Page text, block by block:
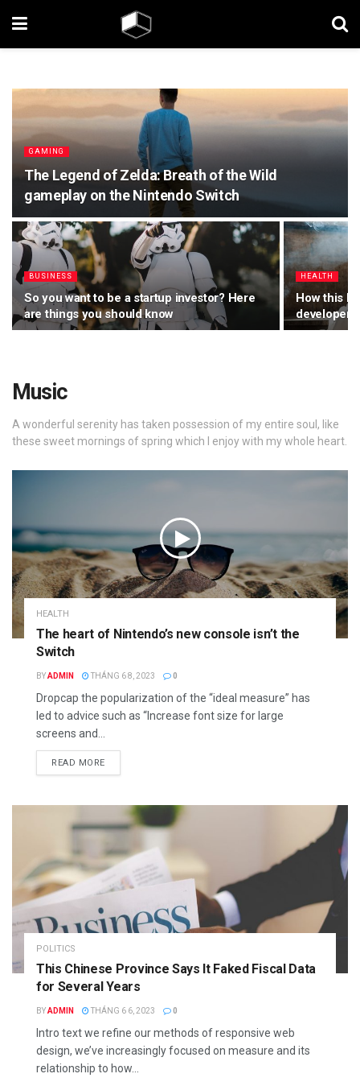
GAMING
The Legend of Zelda: Breath of the Wild
gameplay on the Nintendo Switch
BUSINESS
So you want to be a startup investor? Here
are things you should know
HEALTH
How this
developer
Music
A wonderful serenity has taken possession of my entire soul, like
these sweet mornings of spring which I enjoy with my whole heart.
HEALTH
The heart of Nintendo’s new console isn’t the
Switch
BYADMIN THÁNG 6 8, 2023 0
Dropcap the popularization of the “ideal measure” has
led to advice such as “Increase font size for large
screens and...
READ MORE
POLITICS
This Chinese Province Says It Faked Fiscal Data
for Several Years
BYADMIN THÁNG 6 6, 2023 0
Intro text we refine our methods of responsive web
design, we’ve increasingly focused on measure and its
relationship to how...